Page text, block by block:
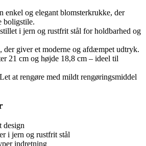
enkel og elegant blomsterkrukke, der
boligstile.
i jern og rustfrit stål for holdbarhed og
der giver et moderne og afdæmpet udtryk.
21 cm og højde 18,8 cm – ideel til
Let at rengøre med mildt rengøringsmiddel
design
i jern og rustfrit stål
indretning